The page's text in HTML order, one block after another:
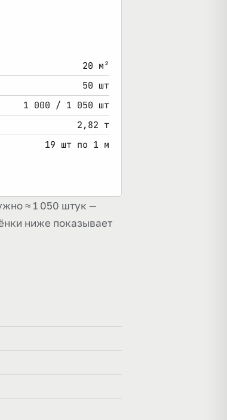
20 м²
50 шт
1 000 / 1 050 шт
2,82 т
19 шт по 1 м
≈ 1 050 штук —
ниже показывает